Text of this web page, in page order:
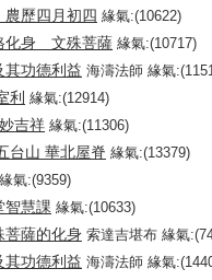
歷四月初四 緣氣:(10622)
化身 文殊菩薩 緣氣:(10717)
其功德利益 海濤法師 緣氣
利 緣氣:(12914)
吉祥 緣氣:(11306)
台山 華北屋脊 緣氣:(13379)
緣氣:(9359)
智慧課 緣氣:(10633)
菩薩的化身 索達吉堪布 緣氣
其功德利益 海濤法師 緣氣